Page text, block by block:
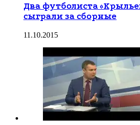
Два футболиста
сыграли за сборные
11.10.2015